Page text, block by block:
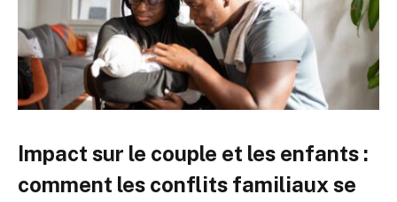
Impact sur le couple et les enfants :
comment les conflits familiaux se